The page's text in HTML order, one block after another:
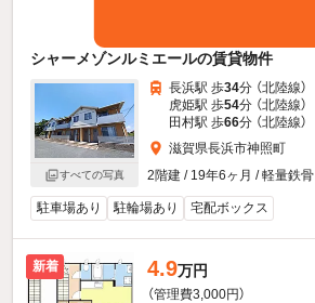
シャーメゾンルミエールの賃貸物件
すべての写真
長浜駅 歩34分 （北陸線）
虎姫駅 歩54分 （北陸線）
田村駅 歩66分 （北陸線）
滋賀県長浜市神照町
2階建 / 19年6ヶ月 / 軽量鉄骨
駐車場あり 駐輪場あり 宅配ボックス
新着 4.9万円
（管理費3,000円）